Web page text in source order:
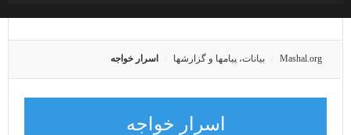
Mashal.org بیانات، پیامها و گزارشها اسرار خواجه
اسرار خواجه